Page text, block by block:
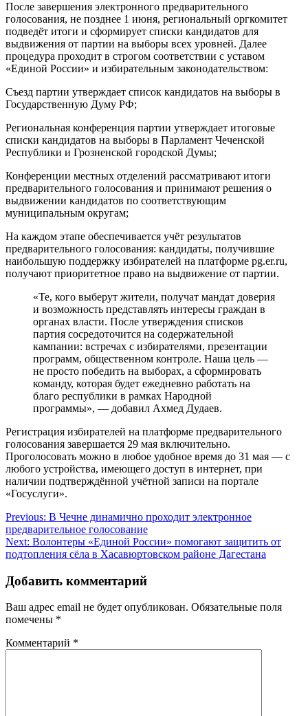
После завершения электронного предварительного
голосования, не позднее 1 июня, региональный оргкомитет
подведёт итоги и сформирует списки кандидатов для
выдвижения от партии на выборы всех уровней. Далее
процедура проходит в строгом соответствии с уставом
«Единой России» и избирательным законодательством:
Съезд партии утверждает список кандидатов на выборы в
Государственную Думу РФ;
Региональная конференция партии утверждает итоговые
списки кандидатов на выборы в Парламент Чеченской
Республики и Грозненской городской Думы;
Конференции местных отделений рассматривают итоги
предварительного голосования и принимают решения о
выдвижении кандидатов по соответствующим
муниципальным округам;
На каждом этапе обеспечивается учёт результатов
предварительного голосования: кандидаты, получившие
наибольшую поддержку избирателей на платформе pg.er.ru,
получают приоритетное право на выдвижение от партии.
«Те, кого выберут жители, получат мандат доверия
и возможность представлять интересы граждан в
органах власти. После утверждения списков
партия сосредоточится на содержательной
кампании: встречах с избирателями, презентации
программ, общественном контроле. Наша цель —
не просто победить на выборах, а сформировать
команду, которая будет ежедневно работать на
благо республики в рамках Народной
программы», — добавил Ахмед Дудаев.
Регистрация избирателей на платформе предварительного
голосования завершается 29 мая включительно.
Проголосовать можно в любое удобное время до 31 мая — с
любого устройства, имеющего доступ в интернет, при
наличии подтверждённой учётной записи на портале
«Госуслуги».
Навигация
по
записям
Previous: В Чечне динамично проходит электронное
предварительное голосование
Next: Волонтеры «Единой России» помогают защитить от
подтопления сёла в Хасавюртовском районе Дагестана
Добавить комментарий
Ваш адрес email не будет опубликован. Обязательные поля
помечены *
Комментарий *